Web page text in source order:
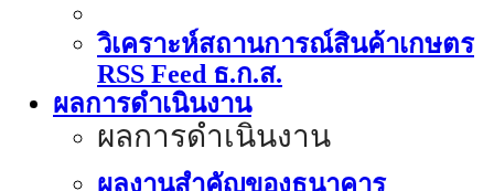
วิเคราะห์สถานการณ์สินค้าเกษตร
RSS Feed ธ.ก.ส.
ผลการดำเนินงาน
ผลการดำเนินงาน
ผลงานสำคัญของธนาคาร